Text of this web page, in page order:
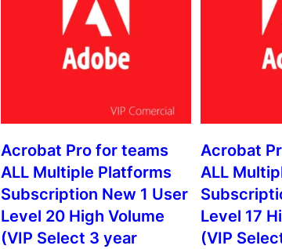
Acrobat Pro for teams
ALL Multiple Platforms
Subscription New 1 User
Level 20 High Volume
(VIP Select 3 year
Acrobat
ALL
Level 17
(VIP